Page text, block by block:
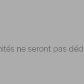
ne seront pas